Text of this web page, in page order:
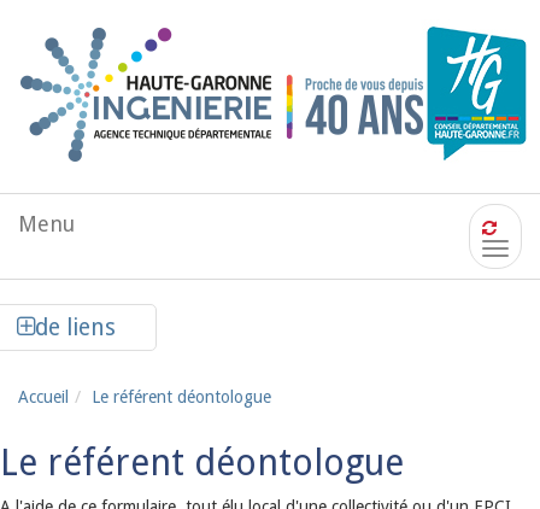
de
Menu
de liens
Accueil Le référent déontologue
Le référent déontologue